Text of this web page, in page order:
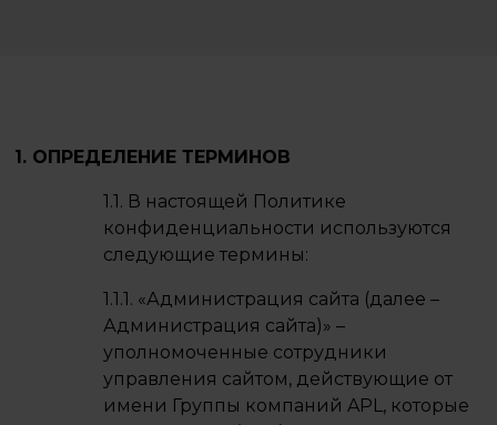
1. ОПРЕДЕЛЕНИЕ ТЕРМИНОВ
1.1. В настоящей Политике
конфиденциальности используются
следующие термины:
1.1.1. «Администрация сайта (далее –
Администрация сайта)» –
уполномоченные сотрудники
управления сайтом, действующие от
имени Группы компаний APL, которые